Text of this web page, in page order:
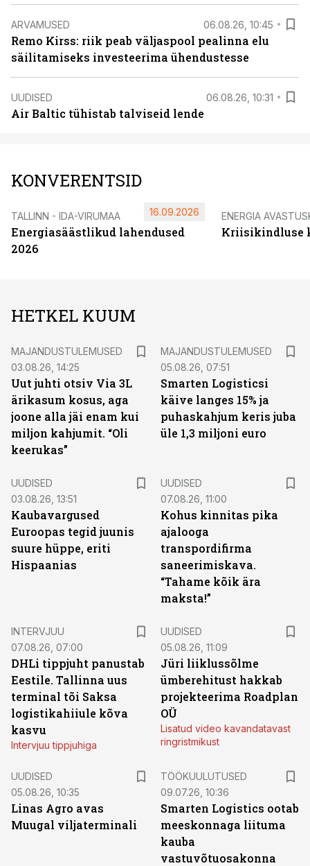
ARVAMUSED 06.08.26, 10:45
Remo Kirss: riik peab väljaspool pealinna elu
säilitamiseks investeerima ühendustesse
UUDISED 06.08.26, 10:31
Air Baltic tühistab talviseid lende
KONVERENTSID
TALLINN - IDA-VIRUMAA
Energiasäästlikud lahendused
2026
16.09.2026 ENERGIA
Kriisikindluse
HETKEL KUUM
MAJANDUSTULEMUSED
03.08.26, 14:25
Uut juhti otsiv Via 3L
ärikasum kosus, aga
joone alla jäi enam kui
miljon kahjumit. “Oli
keerukas”
MAJANDUSTULEMUSED
05.08.26, 07:51
Smarten Logisticsi
käive langes 15% ja
puhaskahjum keris juba
üle 1,3 miljoni euro
UUDISED
03.08.26, 13:51
Kaubavargused
Euroopas tegid juunis
suure hüppe, eriti
Hispaanias
UUDISED
07.08.26, 11:00
Kohus kinnitas pika
ajalooga
transpordifirma
saneerimiskava.
“Tahame kõik ära
maksta!”
INTERVJUU
07.08.26, 07:00
DHLi tippjuht panustab
Eestile. Tallinna uus
terminal tõi Saksa
logistikahiiule kõva
kasvu
Intervjuu tippjuhiga
UUDISED
05.08.26, 11:09
Jüri liiklussõlme
ümberehitust hakkab
projekteerima Roadplan
OÜ
Lisatud video kavandatavast
ringristmikust
UUDISED
05.08.26, 10:35
Linas Agro avas
Muugal viljaterminali
TÖÖKUULUTUSED
09.07.26, 10:36
Smarten Logistics ootab
meeskonnaga liituma
kauba
vastuvõtuosakonna